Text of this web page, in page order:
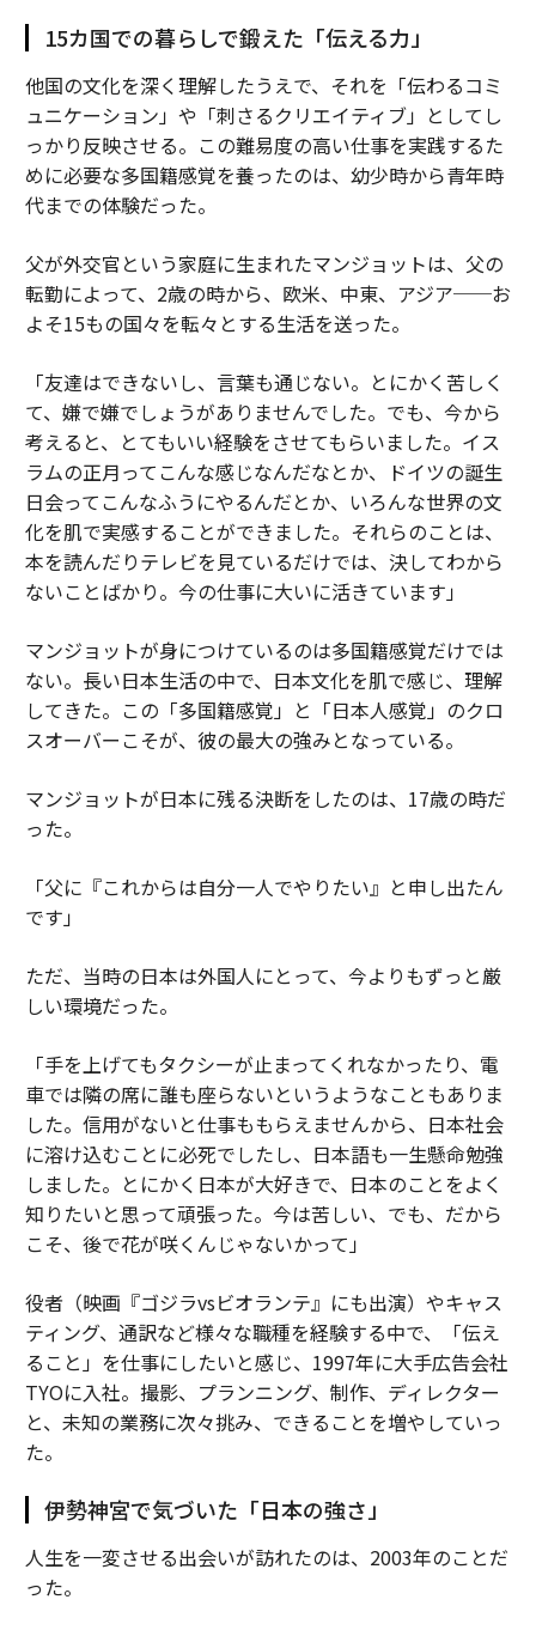
15カ国での暮らしで鍛えた「伝える力」
他国の文化を深く理解したうえで、それを「伝わるコミ
ュニケーション」や「刺さるクリエイティブ」としてし
っかり反映させる。この難易度の高い仕事を実践するた
めに必要な多国籍感覚を養ったのは、幼少時から青年時
代までの体験だった。
父が外交官という家庭に生まれたマンジョットは、父の
転勤によって、2歳の時から、欧米、中東、アジア──お
よそ15もの国々を転々とする生活を送った。
「友達はできないし、言葉も通じない。とにかく苦しく
て、嫌で嫌でしょうがありませんでした。でも、今から
考えると、とてもいい経験をさせてもらいました。イス
ラムの正月ってこんな感じなんだなとか、ドイツの誕生
日会ってこんなふうにやるんだとか、いろんな世界の文
化を肌で実感することができました。それらのことは、
本を読んだりテレビを見ているだけでは、決してわから
ないことばかり。今の仕事に大いに活きています」
マンジョットが身につけているのは多国籍感覚だけでは
ない。長い日本生活の中で、日本文化を肌で感じ、理解
してきた。この「多国籍感覚」と「日本人感覚」のクロ
スオーバーこそが、彼の最大の強みとなっている。
マンジョットが日本に残る決断をしたのは、17歳の時だ
った。
「父に『これからは自分一人でやりたい』と申し出たん
です」
ただ、当時の日本は外国人にとって、今よりもずっと厳
しい環境だった。
「手を上げてもタクシーが止まってくれなかったり、電
車では隣の席に誰も座らないというようなこともありま
した。信用がないと仕事ももらえませんから、日本社会
に溶け込むことに必死でしたし、日本語も一生懸命勉強
しました。とにかく日本が大好きで、日本のことをよく
知りたいと思って頑張った。今は苦しい、でも、だから
こそ、後で花が咲くんじゃないかって」
役者（映画『ゴジラvsビオランテ』にも出演）やキャス
ティング、通訳など様々な職種を経験する中で、「伝え
ること」を仕事にしたいと感じ、1997年に大手広告会社
TYOに入社。撮影、プランニング、制作、ディレクター
と、未知の業務に次々挑み、できることを増やしていっ
た。
伊勢神宮で気づいた「日本の強さ」
人生を一変させる出会いが訪れたのは、2003年のことだ
った。